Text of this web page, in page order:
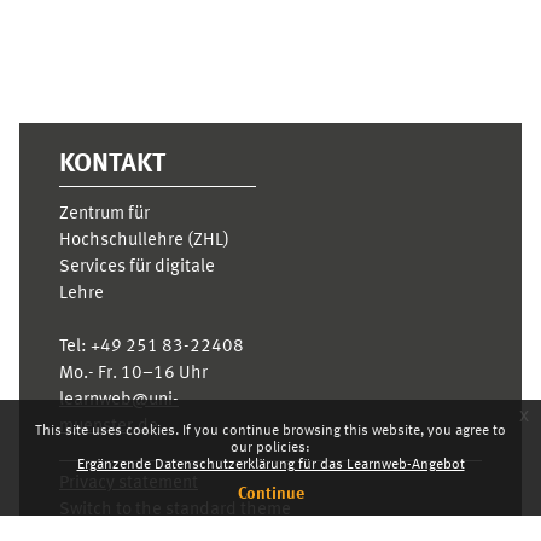
This site uses cookies. If you continue browsing this website, you agree to
our policies:
Ergänzende Datenschutzerklärung für das Learnweb-Angebot
Continue
x
KONTAKT
Zentrum für
Hochschullehre (ZHL)
Services für digitale
Lehre
Tel: +49 251 83-22408
Mo.- Fr. 10–16 Uhr
learnweb@uni-
muenster.de